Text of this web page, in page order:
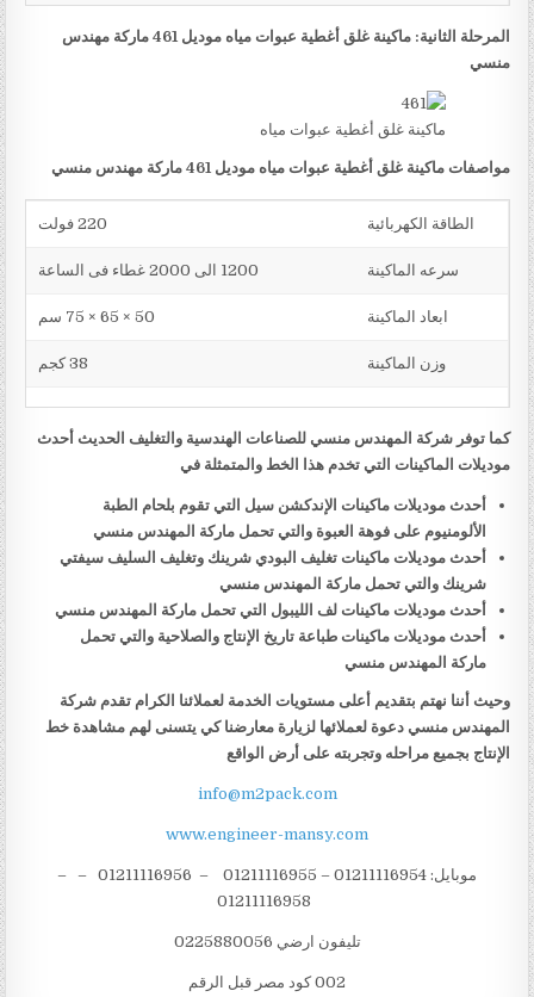
المرحلة الثانية: ماكينة غلق أغطية عبوات مياه موديل 461 ماركة مهندس
منسي
ماكينة غلق أغطية عبوات مياه
مواصفات ماكينة غلق أغطية عبوات مياه موديل 461 ماركة مهندس منسي
الطاقة الكهربائية 220 فولت
سرعه الماكينة 1200 الى 2000 غطاء فى الساعة
ابعاد الماكينة 50 × 65 × 75 سم
وزن الماكينة 38 كجم
كما توفر شركة المهندس منسي للصناعات الهندسية والتغليف الحديث أحدث
موديلات الماكينات التي تخدم هذا الخط والمتمثلة في
أحدث موديلات ماكينات الإندكشن سيل التي تقوم بلحام الطبة
الألومنيوم على فوهة العبوة والتي تحمل ماركة المهندس منسي
أحدث موديلات ماكينات تغليف البودي شرينك وتغليف السليف سيفتي
شرينك والتي تحمل ماركة المهندس منسي
أحدث موديلات ماكينات لف الليبول التي تحمل ماركة المهندس منسي
أحدث موديلات ماكينات طباعة تاريخ الإنتاج والصلاحية والتي تحمل
ماركة المهندس منسي
وحيث أننا نهتم بتقديم أعلى مستويات الخدمة لعملائنا الكرام تقدم شركة
المهندس منسي دعوة لعملائها لزيارة معارضنا كي يتسنى لهم مشاهدة خط
الإنتاج بجميع مراحله وتجربته على أرض الواقع
info@m2pack.com
www.engineer-mansy.com
موبايل: 01211116954 – 01211116955 – 01211116956 – –
تليفون ارضي 0225880056
002 كود مصر قبل الرقم